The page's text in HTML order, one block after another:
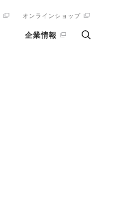
オンラインショップ
企業情報